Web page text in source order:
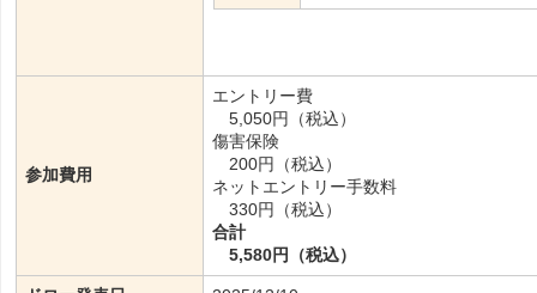
参加費用
エントリー費
5,050円（税込）
傷害保険
200円（税込）
ネットエントリー手数料
330円（税込）
合計
5,580円（税込）